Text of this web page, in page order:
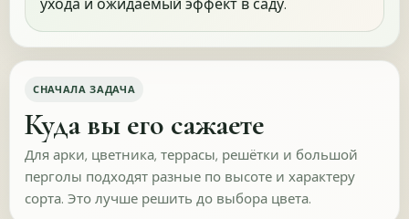
ухода и ожидаемый эффект в саду.
СНАЧАЛА ЗАДАЧА
Куда вы его сажаете
Для арки, цветника, террасы, решётки и большой
перголы подходят разные по высоте и характеру
сорта. Это лучше решить до выбора цвета.
Соцсети или мессенджеры
По рекомендации
Уже давно с вами
Другой сайт или статья
Что вы ищете у нас в первую очередь?
Опрос подходит и тем, кто только впервые знакомится с
сайтом. Нам важно понять, какие растения и форматы
выбора вам сейчас нужны.
Какие разделы вам сейчас интересны?